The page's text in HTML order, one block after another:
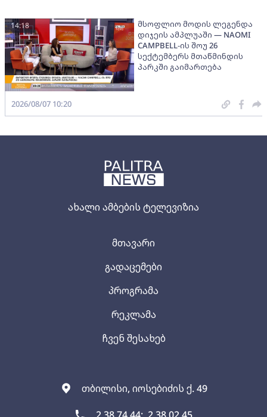
ახალი ამბების ტელევიზია
თბილისი, იოსებიძის ქ. 49
მთავარი
გადაცემები
პროგრამა
რეკლამა
ჩვენ შესახებ
მსოფლიო მოდის ლეგენდა
დიჯეის ამპლუაში — NAOMI
CAMPBELL-ის შოუ 26
სექტემბერს მთაწმინდის
პარკში გაიმართება
14:18
2026/08/07 10:20